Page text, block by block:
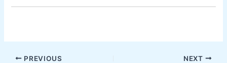
Post
PREVIOUS NEXT